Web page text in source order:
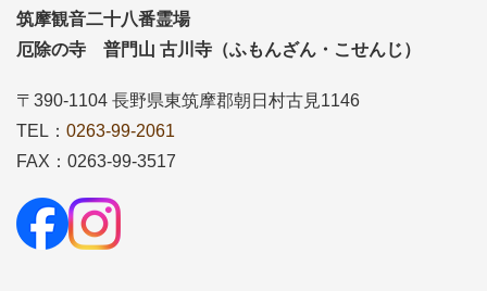
筑摩観音二十八番霊場
厄除の寺 普門山 古川寺（ふもんざん・こせんじ）
〒390-1104 長野県東筑摩郡朝日村古見1146
TEL： 0263-99-2061
FAX：0263-99-3517